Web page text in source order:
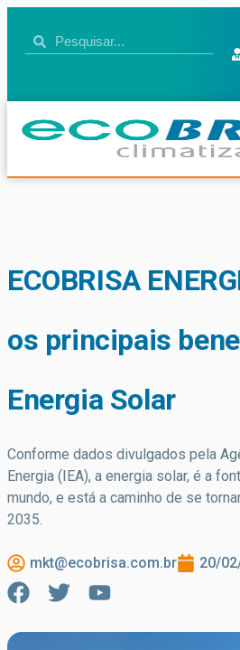
ECOBRISA
os principais
Energia Solar
Conforme dados divulgados pela
Energia (IEA), a energia solar, é a
mundo, e está a caminho de se
2035.
mkt@ecobrisa.com.br 20/